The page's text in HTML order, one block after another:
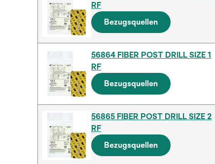
RF
Bezugsquellen
56864 FIBER POST DRILL SIZE 1
RF
Bezugsquellen
56865 FIBER POST DRILL SIZE 2
RF
Bezugsquellen